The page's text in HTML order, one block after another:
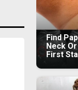
Find
Neck
First